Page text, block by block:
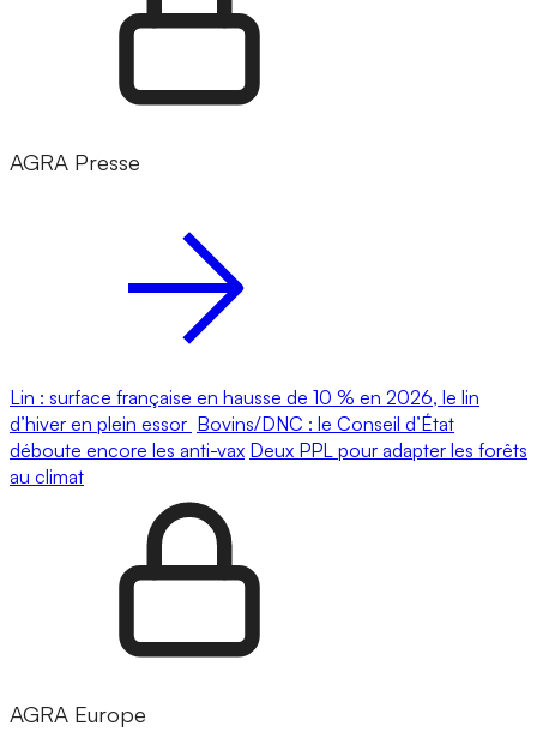
AGRA Presse
Lin : surface française en hausse de 10 % en 2026, le lin
d’hiver en plein essor Bovins/DNC : le Conseil d’État
déboute encore les anti-vax Deux PPL pour adapter les forêts
au climat
AGRA Europe